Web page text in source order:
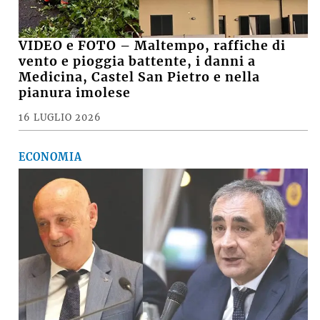
VIDEO e FOTO – Maltempo, raffiche di
vento e pioggia battente, i danni a
Medicina, Castel San Pietro e nella
pianura imolese
16 LUGLIO 2026
ECONOMIA